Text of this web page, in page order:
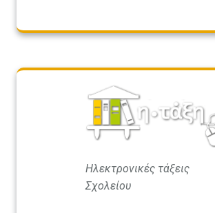
Ηλεκτρονικές τάξεις
Σχολείου